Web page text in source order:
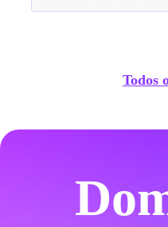
Todos